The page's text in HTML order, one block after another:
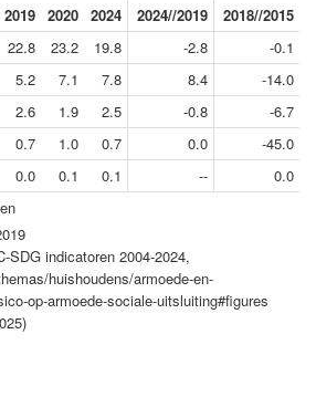
2019 2020 2024 2024//2019
2018//2015
22.8 23.2 19.8 -2.8
-0.1
5.2 7.1 7.8 8.4
-14.0
2.6 1.9 2.5 -0.8
-6.7
0.7 1.0 0.7 0.0
-45.0
0.0 0.1 0.1 --
0.0
SDG indicatoren 2004-2024,
huishoudens/armoede-en-
op-armoede-sociale-uitsluiting#figures